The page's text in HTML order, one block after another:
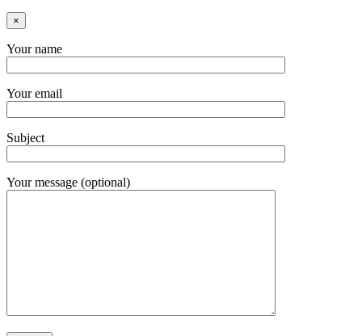
×
Your name
Your email
Subject
Your message (optional)